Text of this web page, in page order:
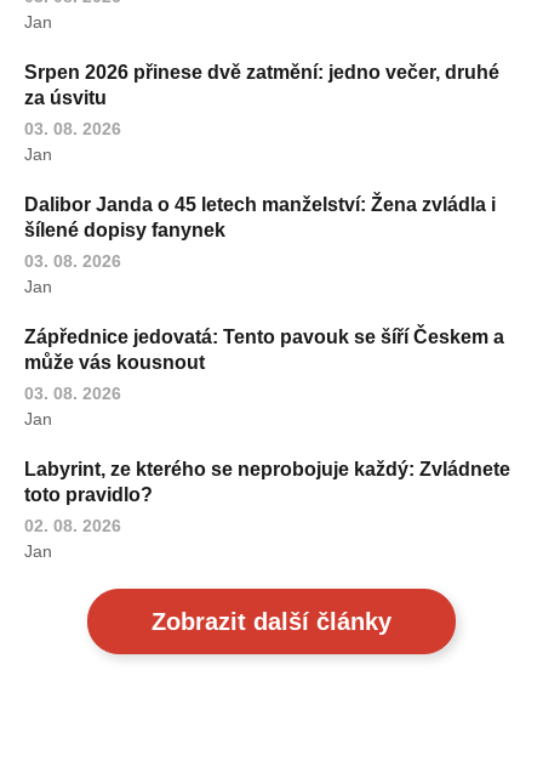
Jan
Srpen 2026 přinese dvě zatmění: jedno večer, druhé
za úsvitu
03. 08. 2026
Jan
Dalibor Janda o 45 letech manželství: Žena zvládla i
šílené dopisy fanynek
03. 08. 2026
Jan
Zápřednice jedovatá: Tento pavouk se šíří Českem a
může vás kousnout
03. 08. 2026
Jan
Labyrint, ze kterého se neprobojuje každý: Zvládnete
toto pravidlo?
02. 08. 2026
Jan
Zobrazit další články